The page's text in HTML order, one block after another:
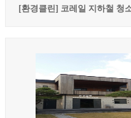
[환경클린] 코레일 지하철 청